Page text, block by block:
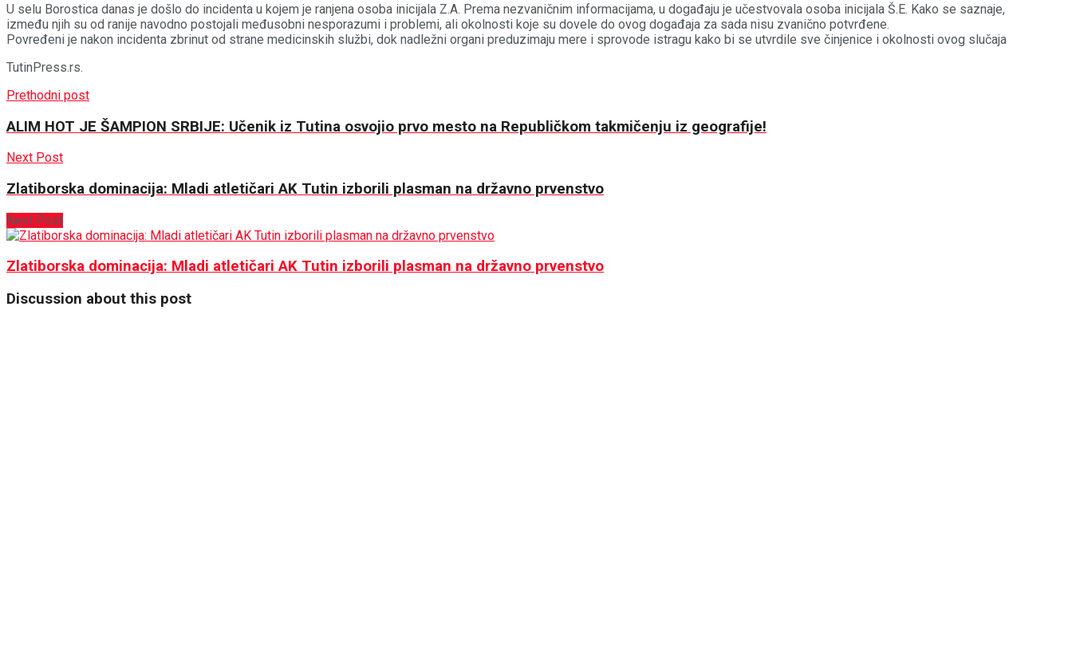
U selu Borostica danas je došlo do incidenta u kojem je ranjena osoba inicijala Z.A. Prema nezvaničnim informacijama, u događaju je učestvovala osoba inicijala Š.E. Kako se saznaje,
između njih su od ranije navodno postojali međusobni nesporazumi i problemi, ali okolnosti koje su dovele do ovog događaja za sada nisu zvanično potvrđene.
Povređeni je nakon incidenta zbrinut od strane medicinskih službi, dok nadležni organi preduzimaju mere i sprovode istragu kako bi se utvrdile sve činjenice i okolnosti ovog slučaja
TutinPress.rs.
Prethodni post
ALIM HOT JE ŠAMPION SRBIJE: Učenik iz Tutina osvojio prvo mesto na Republičkom takmičenju iz geografije!
Next Post
Zlatiborska dominacija: Mladi atletičari AK Tutin izborili plasman na državno prvenstvo
Next Post
Zlatiborska dominacija: Mladi atletičari AK Tutin izborili plasman na državno prvenstvo
Discussion about this post